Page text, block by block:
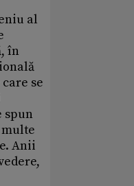
al
în
se
spun
multe
Anii